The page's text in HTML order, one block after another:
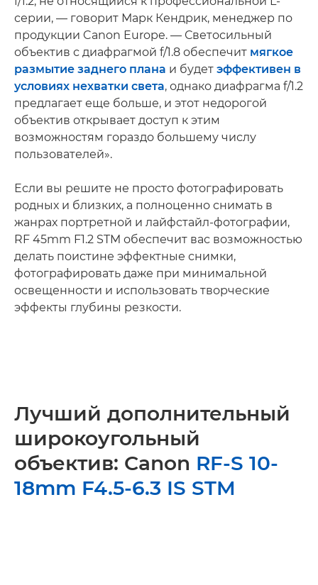
серии, — говорит Марк Кендрик, менеджер по
продукции Canon Europe. — Светосильный
объектив с диафрагмой f/1.8 обеспечит мягкое
размытие заднего плана и будет эффективен в
условиях нехватки света, однако диафрагма f/1.2
предлагает еще больше, и этот недорогой
объектив открывает доступ к этим
возможностям гораздо большему числу
пользователей».
Если вы решите не просто фотографировать
родных и близких, а полноценно снимать в
жанрах портретной и лайфстайл-фотографии,
RF 45mm F1.2 STM обеспечит вас возможностью
делать поистине эффектные снимки,
фотографировать даже при минимальной
освещенности и использовать творческие
эффекты глубины резкости.
Лучший дополнительный
широкоугольный
объектив: Canon RF-S 10-
18mm F4.5-6.3 IS STM